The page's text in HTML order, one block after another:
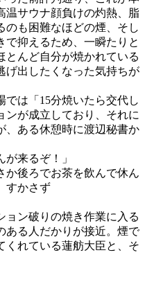
温サウナ顔負けの灼熱、脂
のも困難なほどの煙、そし
で抑えるため、一瞬たりと
とんど自分が焼かれている
げ出したくなった気持ちが
では「15分焼いたら交代し
ンが成立しており、それに
、ある休憩時に渡辺秘書か
が来るぞ！」
か後ろでお茶を飲んで休ん
すかさず
ョン破りの焼き作業に入る
ある人だかりが接近。煙で
くれている蓮舫大臣と、そ